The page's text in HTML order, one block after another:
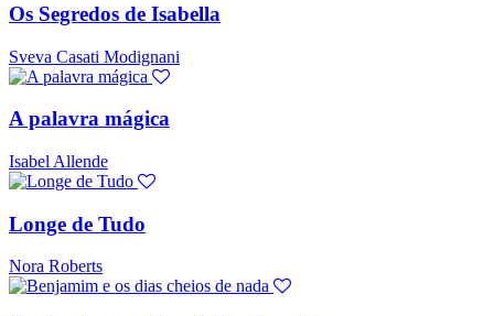
Os Segredos de Isabella
Sveva Casati Modignani
A palavra mágica
Isabel Allende
Longe de Tudo
Nora Roberts